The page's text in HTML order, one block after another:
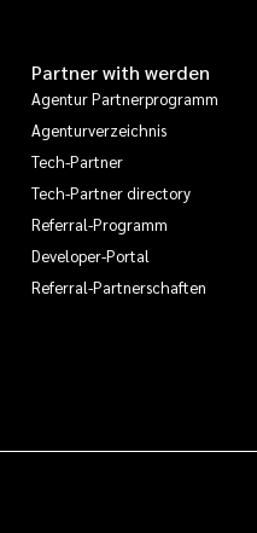
Partner with werden
Agentur Partnerprogramm
Agenturverzeichnis
Tech-Partner
Tech-Partner directory
Referral-Programm
Developer-Portal
Referral-Partnerschaften